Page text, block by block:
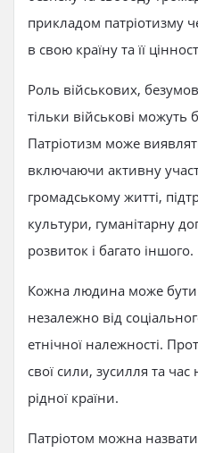
прикладом патріотизму
в свою країну та її
Роль військових,
тільки військові можуть
Патріотизм може
включаючи активну
громадському житті,
культури, гуманітарну
розвиток і багато іншого.
Кожна людина може бути
незалежно від
етнічної належності.
свої сили, зусилля та час
рідної країни.
Патріотом можна